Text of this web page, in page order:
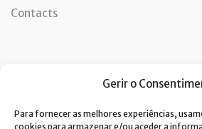
Gerir o
Para fornecer as melhores experiências,
cookies para armazenar e/ou aceder a
Contacts